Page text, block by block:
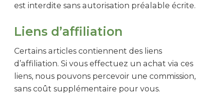
est interdite sans autorisation préalable écrite.
Liens d’affiliation
Certains articles contiennent des liens
d’affiliation. Si vous effectuez un achat via ces
liens, nous pouvons percevoir une commission,
sans coût supplémentaire pour vous.